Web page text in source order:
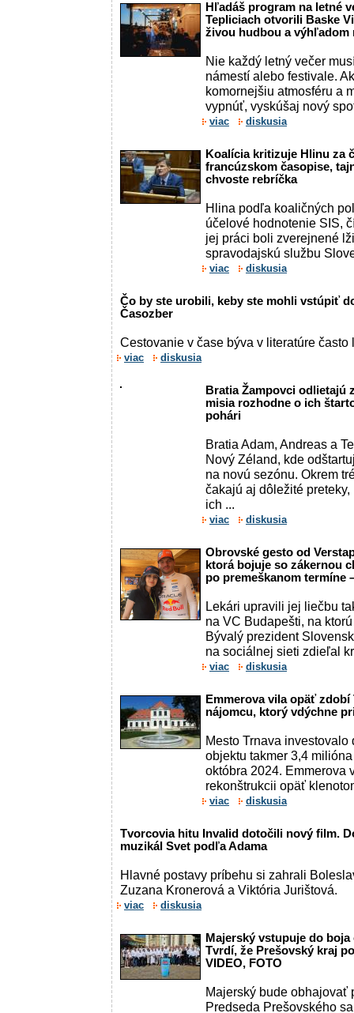
Hľadáš program na letné
Tepliciach otvorili Baske
živou hudbou a výhľadom
Nie každý letný večer
námestí alebo festivale.
komornejšiu atmosféru a
vypnúť, vyskúšaj nový
viac diskusia
Koalícia kritizuje Hlinu za
francúzskom časopise,
chvoste rebríčka
Hlina podľa koaličných
účelové hodnotenie SIS,
jej práci boli zverejnené
spravodajskú službu
viac diskusia
Čo by ste urobili, keby ste mohli vstúpiť
Časozber
Cestovanie v čase býva v literatúre často
viac diskusia
Bratia Žampovci odlietajú
misia rozhodne o ich
pohári
Bratia Adam, Andreas a
Nový Zéland, kde
na novú sezónu. Okrem
čakajú aj dôležité
ich ...
viac diskusia
Obrovské gesto od
ktorá bojuje so zákernou
po premeškanom termíne
Lekári upravili jej liečbu
na VC Budapešti, na
Bývalý prezident
na sociálnej sieti zdieľal
viac diskusia
Emmerova vila opäť
nájomcu, ktorý vdýchne
Mesto Trnava
objektu takmer 3,4
októbra 2024. Emmerova
rekonštrukcii opäť
viac diskusia
Tvorcovia hitu Invalid dotočili nový film.
muzikál Svet podľa Adama
Hlavné postavy príbehu si zahrali
Zuzana Kronerová a Viktória Jurištová.
viac diskusia
Majerský vstupuje do
Tvrdí, že Prešovský kraj
VIDEO, FOTO
Majerský bude obhajovať
Predseda Prešovského